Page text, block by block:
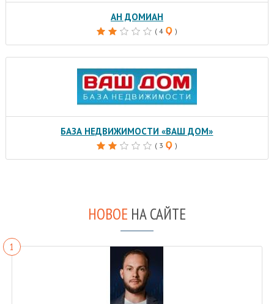
АН ДОМИАН
( 4 )
БАЗА НЕДВИЖИМОСТИ «ВАШ ДОМ»
( 3 )
НОВОЕ НА САЙТЕ